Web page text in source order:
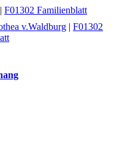
| F01302 Familienblatt
v.Waldburg | F01302